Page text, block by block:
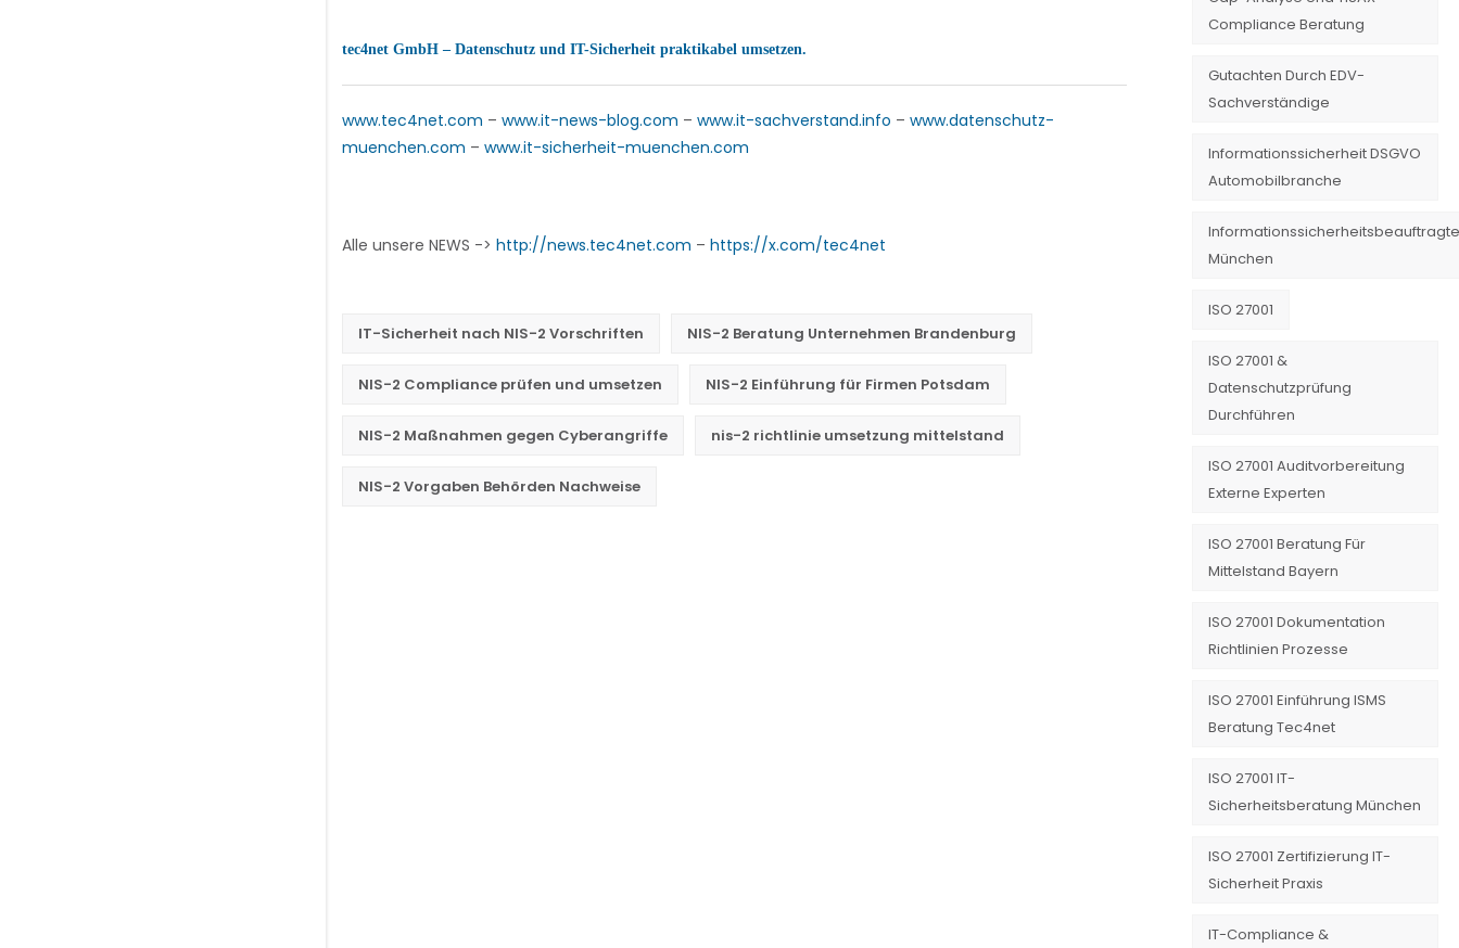
tec4net GmbH – Datenschutz und IT-Sicherheit praktikabel umsetzen.
www.tec4net.com – www.it-news-blog.com – www.it-sachverstand.info – www.datenschutz-
muenchen.com – www.it-sicherheit-muenchen.com
Alle unsere NEWS -> http://news.tec4net.com – https://x.com/tec4net
IT-Sicherheit nach NIS-2 Vorschriften NIS-2 Beratung Unternehmen Brandenburg
NIS-2 Compliance prüfen und umsetzen NIS-2 Einführung für Firmen Potsdam
NIS-2 Maßnahmen gegen Cyberangriffe nis-2 richtlinie umsetzung mittelstand
NIS-2 Vorgaben Behörden Nachweise
Compliance Beratung
Gutachten Durch EDV-
Sachverständige
Informationssicherheit DSGVO
Automobilbranche
München
ISO 27001
ISO 27001 &
Datenschutzprüfung
Durchführen
ISO 27001 Auditvorbereitung
Externe Experten
ISO 27001 Beratung Für
Mittelstand Bayern
ISO 27001 Dokumentation
Richtlinien Prozesse
ISO 27001 Einführung ISMS
Beratung Tec4net
ISO 27001 IT-
Sicherheitsberatung München
ISO 27001 Zertifizierung IT-
Sicherheit Praxis
IT-Compliance &